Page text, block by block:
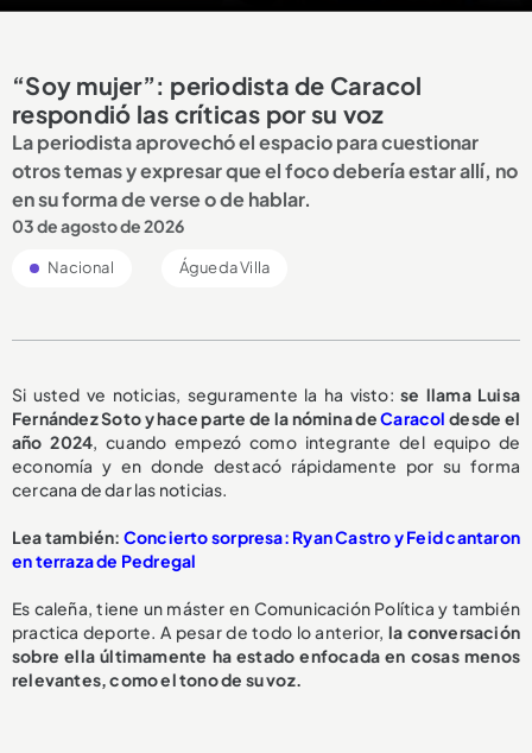
“Soy mujer”: periodista de Caracol
respondió las críticas por su voz
La periodista aprovechó el espacio para cuestionar
otros temas y expresar que el foco debería estar allí, no
en su forma de verse o de hablar.
03 de agosto de 2026
Nacional Águeda Villa
Si usted ve noticias, seguramente la ha visto:se llama Luisa
Fernández Soto y hace parte de la nómina deCaracol desde el
año 2024 , cuando empezó como integrante del equipo de
economía y en donde destacó rápidamente por su forma
cercana de dar las noticias.
Lea también: Concierto sorpresa: Ryan Castro y Feid cantaron
en terraza de Pedregal
Es caleña, tiene un máster en Comunicación Política y también
practica deporte. A pesar de todo lo anterior, la conversación
sobre ella últimamente ha estado enfocada en cosas menos
relevantes, como el tono de su voz.